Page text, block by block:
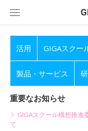
活用 GIGAスクー
製品・サービス
重要なお知らせ
GIGAスクール構想推進
て